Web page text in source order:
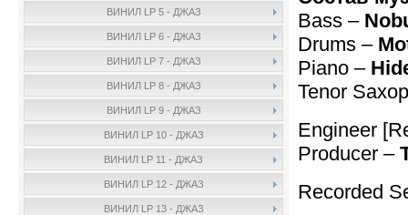
ВИНИЛ LP 5 - ДЖАЗ
ВИНИЛ LP 6 - ДЖАЗ
ВИНИЛ LP 7 - ДЖАЗ
ВИНИЛ LP 8 - ДЖАЗ
ВИНИЛ LP 9 - ДЖАЗ
ВИНИЛ LP 10 - ДЖАЗ
ВИНИЛ LP 11 - ДЖАЗ
ВИНИЛ LP 12 - ДЖАЗ
ВИНИЛ LP 13 - ДЖАЗ
Bass –
Drums –
Piano –
Tenor
Engineer
Producer –
Recorded